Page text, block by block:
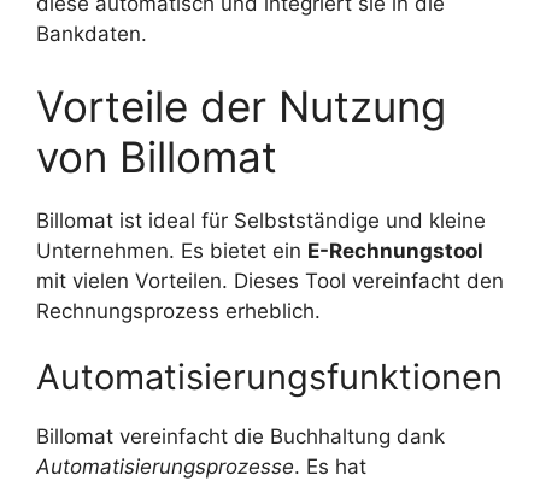
Bankdaten.
Vorteile der Nutzung
von Billomat
Billomat ist ideal für Selbstständige und kleine
Unternehmen. Es bietet ein E-Rechnungstool
mit vielen Vorteilen. Dieses Tool vereinfacht den
Rechnungsprozess erheblich.
Automatisierungsfunktionen
Billomat vereinfacht die Buchhaltung dank
Automatisierungsprozesse. Es hat